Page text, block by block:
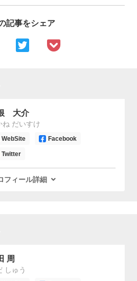
記事をシェア
大介
ね だいすけ
WebSite Facebook
Twitter
フィール詳細
周
しゅう